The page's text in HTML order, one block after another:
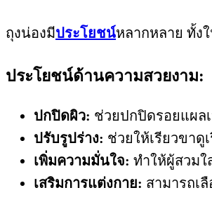
ถุงน่องมีประโยชน์หลากหลาย ทั้ง
ประโยชน์ด้านความสวยงาม:
ปกปิดผิว: ช่วยปกปิดรอยแผล
ปรับรูปร่าง: ช่วยให้เรียวขาดู
เพิ่มความมั่นใจ: ทำให้ผู้สวม
เสริมการแต่งกาย: สามารถเ